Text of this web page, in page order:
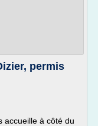
permis
accueille à côté du